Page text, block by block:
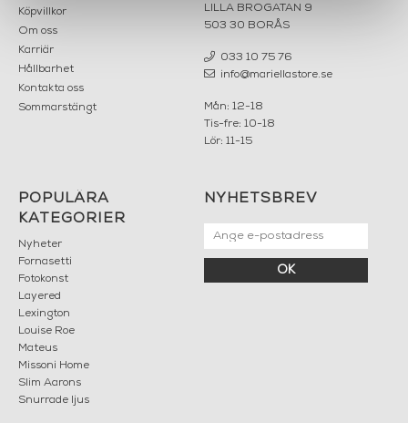
Köpvillkor
Om oss
Karriär
Hållbarhet
Kontakta oss
Sommarstängt
LILLA BROGATAN 9
503 30 BORÅS
033 10 75 76
info@mariellastore.se
Mån: 12-18
Tis-fre: 10-18
Lör: 11-15
POPULÄRA
KATEGORIER
Nyheter
Fornasetti
Fotokonst
Layered
Lexington
Louise Roe
Mateus
Missoni Home
Slim Aarons
Snurrade ljus
NYHETSBREV
OK